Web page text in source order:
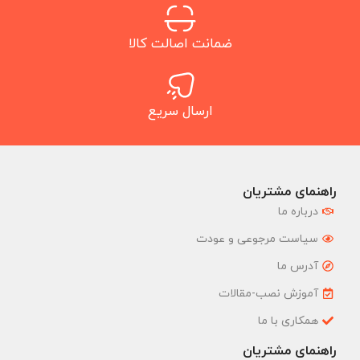
ضمانت اصالت کالا
ارسال سریع
راهنمای مشتریان
درباره ما
سیاست مرجوعی و عودت
آدرس ما
آموزش نصب-مقالات
همکاری با ما
راهنمای مشتریان